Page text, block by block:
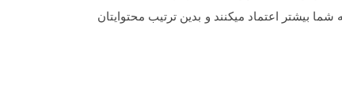
بیشتر اعتماد میکنند و بدین ترتیب محتوایتان